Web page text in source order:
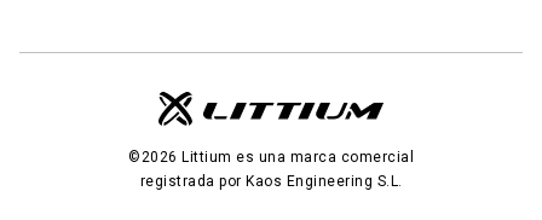
©2026 Littium es una marca comercial
registrada por Kaos Engineering S.L.